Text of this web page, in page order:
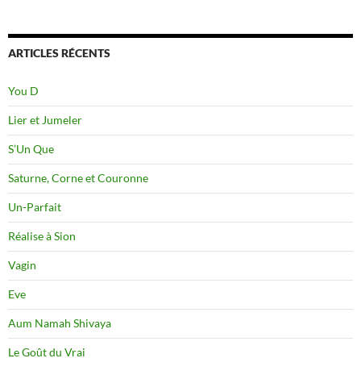
ARTICLES RÉCENTS
You D
Lier et Jumeler
S’Un Que
Saturne, Corne et Couronne
Un-Parfait
Réalise à Sion
Vagin
Eve
Aum Namah Shivaya
Le Goût du Vrai